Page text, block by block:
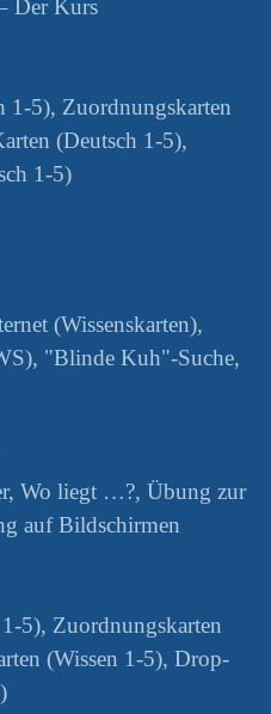
Der Kurs
1-5), Zuordnungskarten
(Deutsch 1-5),
1-5)
(Wissenskarten),
"Blinde Kuh"-Suche,
Wo liegt …?, Übung zur
auf Bildschirmen
5), Zuordnungskarten
(Wissen 1-5), Drop-